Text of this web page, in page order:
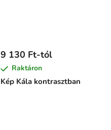
Kép Kála kontrasztban
9 130 Ft-tól
Raktáron